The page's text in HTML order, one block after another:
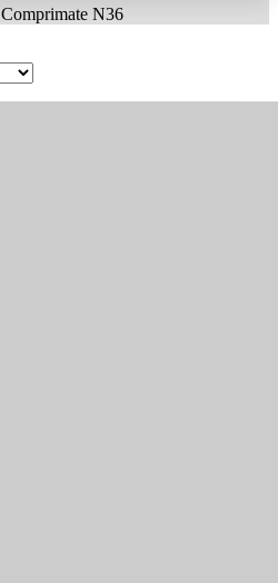
Comprimate N36